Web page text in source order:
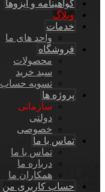
گواهینامه و ایزوها
وبلاگ
خدمات
واحد های ما
فروشگاه
محصولات
سبد خرید
تسویه حساب
پروژه ها
سازمانی
دولتی
خصوصی
تماس با ما
تماس با ما
درباره ما
همکاران ما
حساب کاربری من